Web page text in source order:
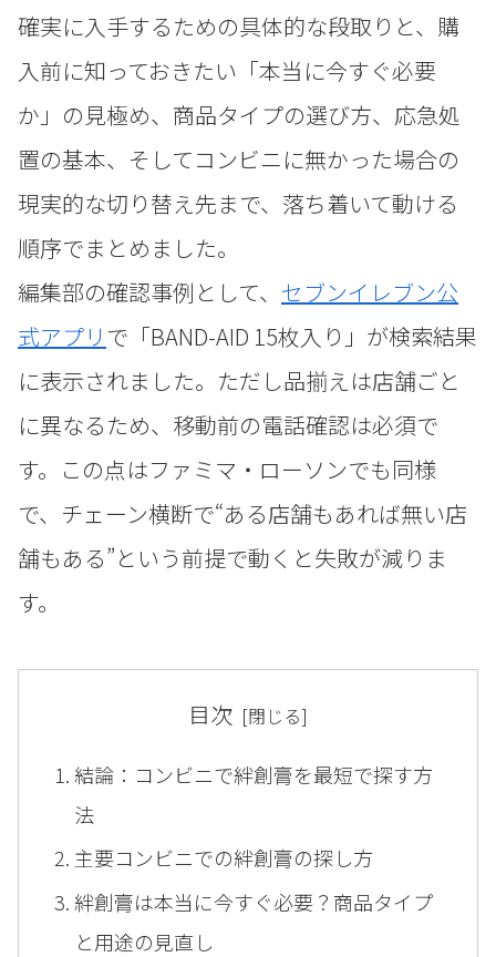
確実に入手するための具体的な段取りと、購
入前に知っておきたい「本当に今すぐ必要
か」の見極め、商品タイプの選び方、応急処
置の基本、そしてコンビニに無かった場合の
現実的な切り替え先まで、落ち着いて動ける
順序でまとめました。
編集部の確認事例として、 セブンイレブン公
式アプリ で「BAND-AID 15枚入り」が検索結果
に表示されました。ただし品揃えは店舗ごと
に異なるため、移動前の電話確認は必須で
す。この点はファミマ・ローソンでも同様
で、チェーン横断で“ある店舗もあれば無い店
舗もある”という前提で動くと失敗が減りま
す。
目次
結論：コンビニで絆創膏を最短で探す方
法
主要コンビニでの絆創膏の探し方
絆創膏は本当に今すぐ必要？商品タイプ
と用途の見直し